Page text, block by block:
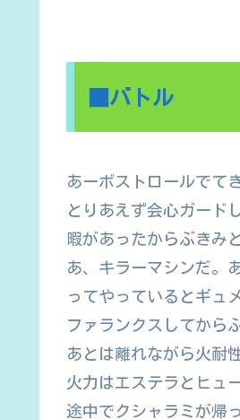
■バトル
あーボストロールでて
とりあえず会心ガード
暇があったからぶきみ
あ、キラーマシンだ。
ってやっているとギュ
ファランクスしてから
あとは離れながら火耐
火力はエステラとヒュ
途中でクシャラミが帰